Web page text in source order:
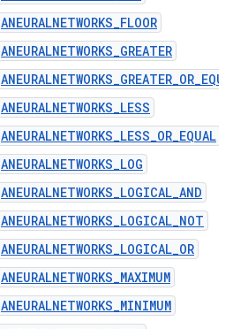
ANEURALNETWORKS_FLOOR
ANEURALNETWORKS_GREATER
ANEURALNETWORKS_LESS
ANEURALNETWORKS_LESS_OR_EQUAL
ANEURALNETWORKS_LOG
ANEURALNETWORKS_LOGICAL_AND
ANEURALNETWORKS_LOGICAL_NOT
ANEURALNETWORKS_LOGICAL_OR
ANEURALNETWORKS_MAXIMUM
ANEURALNETWORKS_MINIMUM